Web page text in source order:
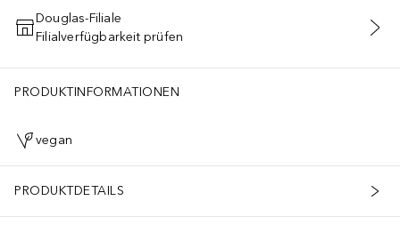
IN DEN WARENKORB
Douglas-Filiale
Filialverfügbarkeit prüfen
PRODUKTINFORMATIONEN
vegan
PRODUKTDETAILS